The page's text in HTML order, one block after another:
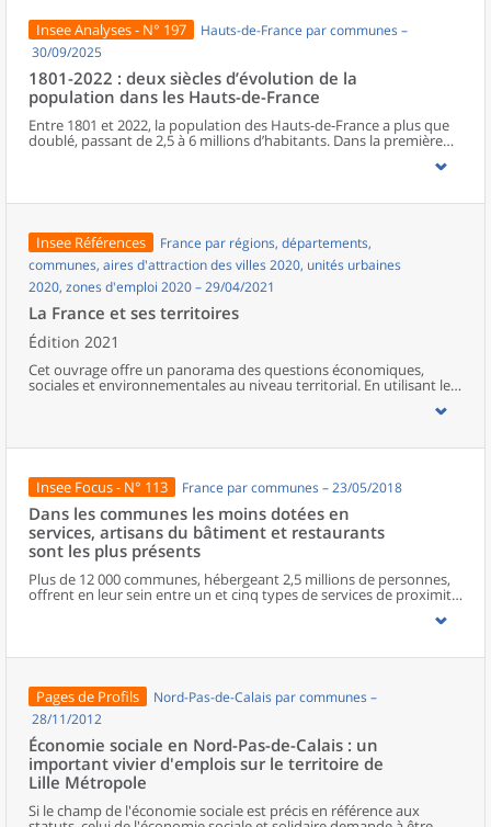
sur cinq occupé par une femme. Les élues municipales de la région
sont plus jeunes que leurs homologues masculins. En parallèle de
leurs fonctions politiques, elles occupent davantage que ces
et moins souvent des emplois de cadre ou des professions
intellectuelles supérieures.
Insee Analyses - N° 197
Hauts-de-France par communes –
30/09/2025
1801-2022 : deux siècles d’évolution de la
population dans les Hauts-de-France
Entre 1801 et 2022, la population des Hauts-de-France a plus que
doublé, passant de 2,5 à 6 millions d’habitants. Dans la première
moitié du XIXe siècle, l’essor régional est surtout porté par le Nord.
accélérant l’exode rural, bouleverse le peuplement de la région.
pays entre dans une phase de ralentissement démographique. En
première ligne lors des deux conflits mondiaux, les Hauts-de-
France retrouvent leur poids démographique d’avant la Première
Guerre dès les années 1950, à la faveur du baby-boom et de la
reconstruction. Depuis les années 1970, la population subit un
ralentissement, du fait d’une baisse progressive de l’excédent
naturel.
Insee Références
France par régions, départements,
communes, aires d'attraction des villes 2020, unités urbaines
2020, zones d'emploi 2020 – 29/04/2021
La France et ses territoires
Édition 2021
Cet ouvrage offre un panorama des questions économiques,
sociales et environnementales au niveau territorial. En utilisant les
disparités géographiques en France, sur les forces et faiblesses des
population.
Insee Focus - N° 113 France par communes – 23/05/2018
Dans les communes les moins dotées en
services, artisans du bâtiment et restaurants
sont les plus présents
Plus de 12 000 communes, hébergeant 2,5 millions de personnes,
offrent en leur sein entre un et cinq types de services de proximité.
Dans ces communes, les artisans et les restaurants sont les plus
boulangeries ou les supérettes, n’apparaissent de façon
services de proximité. Quant aux services médicaux, ils sont situés
dans des communes bénéficiant d’un nombre d’équipements
encore plus large. Aux communes qui possèdent au moins un
service de proximité, s’ajoutent 1 888 communes qui n’en
possèdent aucun. Elles abritent 162 000 habitants.
Pages de Profils
Nord-Pas-de-Calais par communes –
28/11/2012
Économie sociale en Nord-Pas-de-Calais : un
important vivier d'emplois sur le territoire de
Lille Métropole
Si le champ de l'économie sociale est précis en référence aux